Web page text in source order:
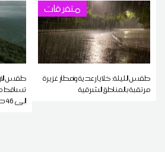
متفرقات
طقس الليلة: خلايا رعدية وأمطار غزيرة
مرتقبة بالمناطق الشرقية
طقس
تساقط
إلى 46 درجة